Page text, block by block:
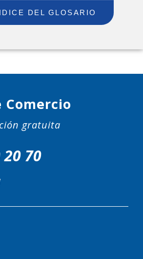
DEL GLOSARIO
Comercio
gratuita
20 70